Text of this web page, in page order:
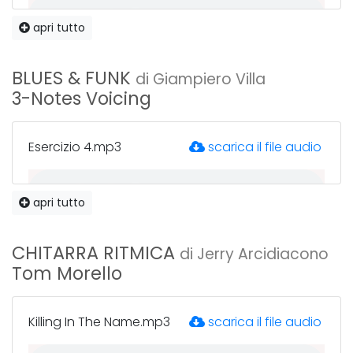
Esercizio 2 Slow.mp3
apri tutto
BLUES & FUNK di Giampiero Villa
3-Notes Voicing
Esercizio 4.mp3 scarica il file audio
apri tutto
CHITARRA RITMICA di Jerry Arcidiacono
Tom Morello
Killing In The Name.mp3 scarica il file audio